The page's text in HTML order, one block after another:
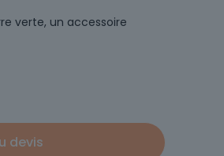
verte, un accessoire
devis